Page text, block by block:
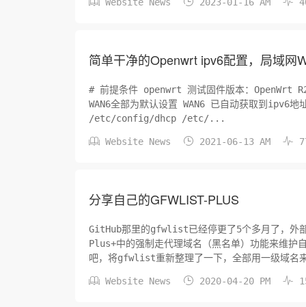
简单干净的Openwrt ipv6配置，局域网
# 前提条件 openwrt 测试固件版本：
WAN6全部为默认设置 WAN6 已自动获取到ipv6地址, 无IPv6-PD也可 ## 备
/etc/config/dhcp /etc/...
 Website News  2021-06-13 AM 
分享自己的GFWLIST-PLUS
GitHub那里的gfwlist已经停更了5个多月了，外
Plus+中的强制走代理域名（黑名单）功能来维
吧，将gfwlist重新整理了一下，全部用一级域名
 Website News  2020-04-20 PM 